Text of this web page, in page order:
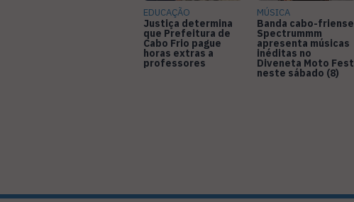
EDUCAÇÃO
Justiça determina
que Prefeitura de
Cabo Frio pague
horas extras a
professores
MÚSICA
Banda cabo-friense
Spectrummm
apresenta músicas
inéditas no
Diveneta Moto Fest
neste sábado (8)